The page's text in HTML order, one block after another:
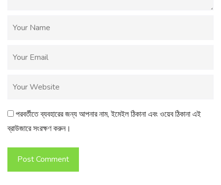
পরবর্তীতে ব্যবহারের জন্য আপনার নাম, ইমেইল ঠিকানা এবং ওয়েব ঠিকানা এই
ব্রাউজারে সংরক্ষণ করুন।
Post Comment